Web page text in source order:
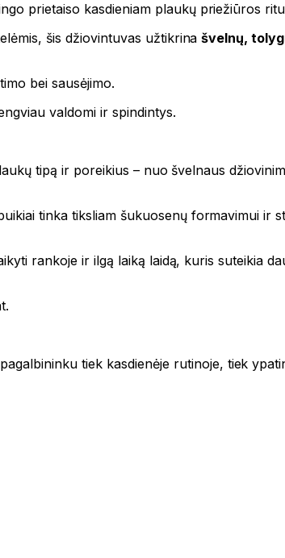
prietaiso kasdieniam plaukų priežiūros
šis džiovintuvas užtikrinašvelnų,
bei sausėjimo.
valdomi ir spindintys.
tipą ir poreikius – nuo švelnaus
tinka tiksliam šukuosenų formavimui ir
rankoje ir ilgą laiką laidą, kuris suteikia
tiek kasdienėje rutinoje, tiek